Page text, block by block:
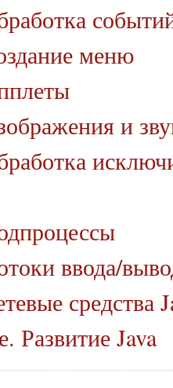
меню
и
ввода/
средства
Развитие Java